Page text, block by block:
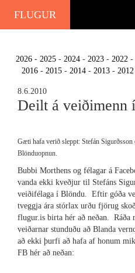
FLUGUR
2026 - 2025 - 2024 - 2023 - 2022 -
2016 - 2015 - 2014 - 2013 - 2012
8.6.2010
Deilt á veiðimenn
Gæti hafa verið sleppt: Stefán
Blönduopnun.
Bubbi Morthens og félagar á
vanda ekki kveðjur til Stefáns
veiðifélaga í Blöndu. Eftir góða
tveggja ára stórlax urðu fjörug
flugur.is birta hér að neðan. Ráða
veiðarnar stunduðu að Blanda
að ekki þurfi að hafa af honum
FB hér að neðan: